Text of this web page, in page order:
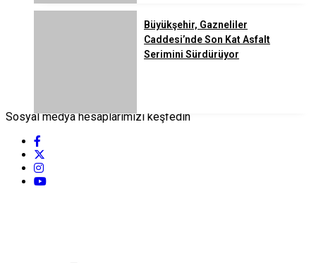
Büyükşehir, Gazneliler
Caddesi’nde Son Kat Asfalt
Serimini Sürdürüyor
Sosyal medya hesaplarımızı keşfedin